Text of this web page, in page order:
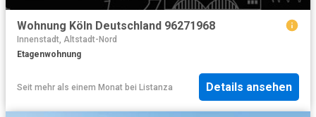
Wohnung Köln Deutschland 96271968
Innenstadt, Altstadt-Nord
Etagenwohnung
Seit mehr als einem Monat bei Listanza Details ansehen